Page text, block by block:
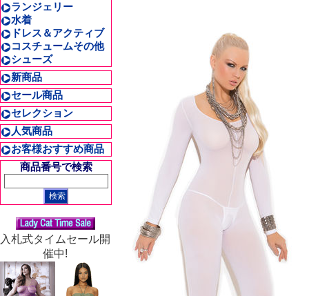
ランジェリー
水着
ドレス＆アクティブ
コスチュームその他
シューズ
新商品
セール商品
セレクション
人気商品
お客様おすすめ商品
商品番号で検索
入札式タイムセール開
催中!